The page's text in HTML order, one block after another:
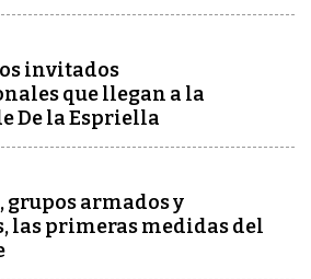
invitados
que llegan a la
De la Espriella
grupos armados y
las primeras medidas del